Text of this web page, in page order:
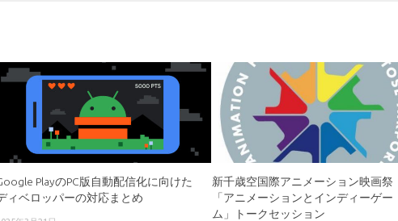
PlayのPC版自動配信化に向けた
ィベロッパーの対応まとめ
新千歳空国際アニメーション映画祭
「アニメーションとインディーゲー
ム」トークセッション